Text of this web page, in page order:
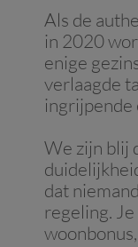
Als de
in 2020
enige
verlaagde
ingrijpende
We zijn blij
dat
regeling.